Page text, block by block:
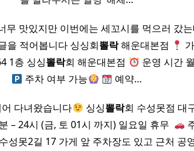
무 맛있지만 이번에는 세꼬시를 먹으러 갔
을 적어봅니다 싱싱회뽈락해운대본점
1층 싱싱뽈락회 해운대본점
운영 시간
주차 여부 가능
예약…
다녀왔습니다 싱싱뽈락회 수성못점 대
– 24시 (금, 토 01시 까지) 일요일 휴무​
성못2길 17 가게 앞 주차장도 있고 근처 공